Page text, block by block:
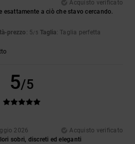
Acquisto verificato
esattamente a ciò che stavo cercando.
prezzo : 5/5 Taglia: Taglia perfetta
5/5
2026
Acquisto verificato
sobri, discreti ed eleganti